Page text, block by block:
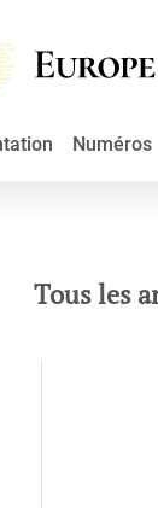
Numéros
Tous les